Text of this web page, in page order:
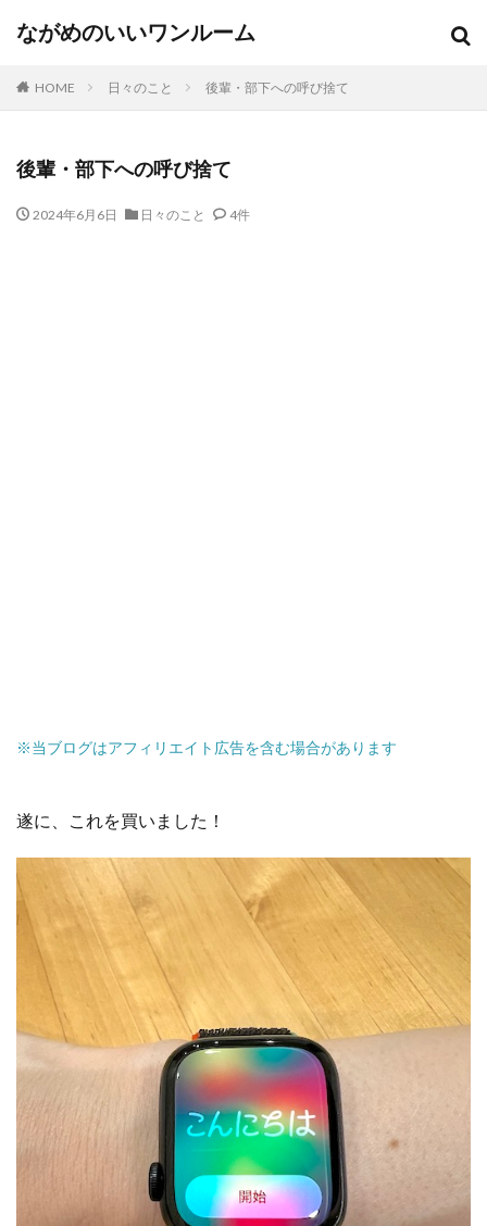
ながめのいいワンルーム
HOME 日々のこと 後輩・部下への呼び捨て
後輩・部下への呼び捨て
2024年6月6日 日々のこと 4件
※当ブログはアフィリエイト広告を含む場合があります
遂に、これを買いました！